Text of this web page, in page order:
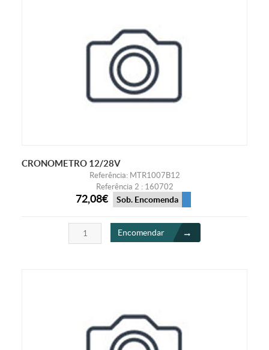
CRONOMETRO 12/28V
Referência: MTR1007B12
Referência 2 : 160702
72,08€ Sob. Encomenda
Encomendar